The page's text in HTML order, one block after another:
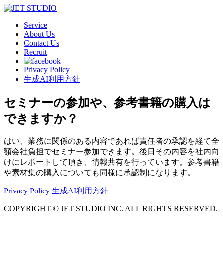
Service
About Us
Contact Us
Recruit
Privacy Policy
生成AI利用方針
セミナーの参加や、参考書籍の購入は
できますか？
はい、業務に関係のある内容であれば責任者の承認を経て全
額会社負担でセミナー参加できます。後日その内容を社内向
けにレポートして頂き、情報共有を行っています。参考書籍
や素材集の購入についても同様に承認制になります。
Privacy Policy 生成AI利用方針
COPYRIGHT © JET STUDIO INC. ALL RIGHTS RESERVED.